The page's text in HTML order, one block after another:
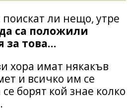
поискат ли нещо, утре
са положили
за това…
хора имат някакъв
и всичко им се
борят кой знае колко